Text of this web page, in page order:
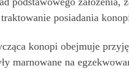
posiadania
konopi obejmuje
marnowane na